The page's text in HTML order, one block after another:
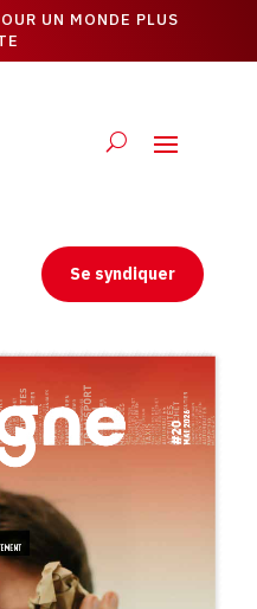
UN MONDE PLUS
Se syndiquer